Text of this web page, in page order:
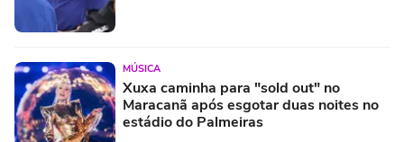
MÚSICA
Xuxa caminha para "sold out" no
Maracanã após esgotar duas noites no
estádio do Palmeiras